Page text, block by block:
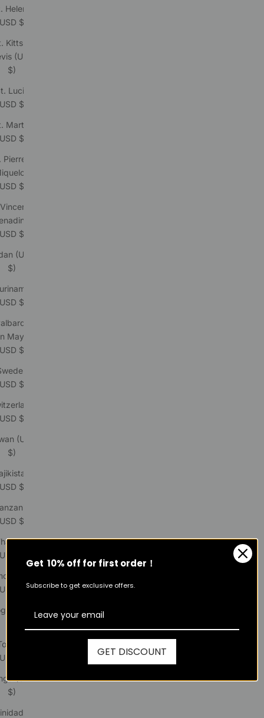
Helena
$)
Kitts &
(USD
$)
Lucia
$)
Martin
$)
&
$)
&
$)
(USD
$)
$)
&
Mayen
$)
$)
$)
(USD
$)
$)
$)
$)
Leste
$)
(USD
$)
(USD
$)
&
Get 10% off for first order！
Subscribe to get exclusive offers.
GET DISCOUNT